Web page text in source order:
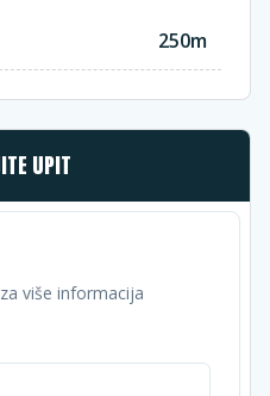
250m
UPIT
više informacija